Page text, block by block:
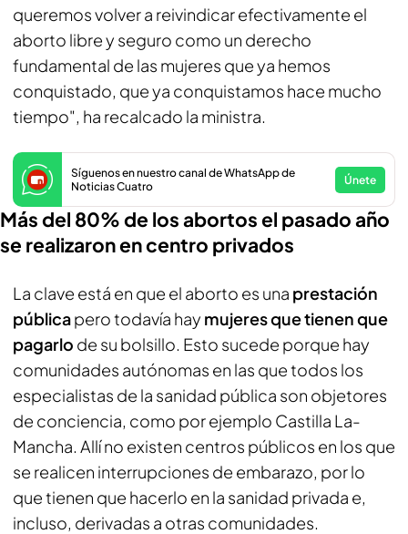
queremos volver a reivindicar efectivamente el
aborto libre y seguro como un derecho
fundamental de las mujeres que ya hemos
conquistado, que ya conquistamos hace mucho
tiempo", ha recalcado la ministra.
Síguenos en nuestro canal de WhatsApp de
Noticias Cuatro
Únete
Más del 80% de los abortos el pasado año
se realizaron en centro privados
La clave está en que el aborto es una prestación
públicapero todavía hay mujeres que tienen que
pagarlo de su bolsillo. Esto sucede porque hay
comunidades autónomas en las que todos los
especialistas de la sanidad pública son objetores
de conciencia, como por ejemplo Castilla La-
Mancha. Allí no existen centros públicos en los que
se realicen interrupciones de embarazo, por lo
que tienen que hacerlo en la sanidad privada e,
incluso, derivadas a otras comunidades.